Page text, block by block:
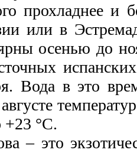
прохладнее и
или в
осенью до
Вода в это
+23 °С.
– это